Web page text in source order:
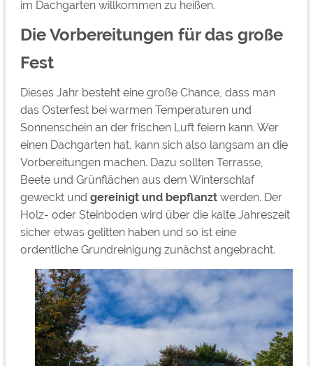
im Dachgarten willkommen zu heißen.
Die Vorbereitungen für das große
Fest
Dieses Jahr besteht eine große Chance, dass man
das Osterfest bei warmen Temperaturen und
Sonnenschein an der frischen Luft feiern kann. Wer
einen Dachgarten hat, kann sich also langsam an die
Vorbereitungen machen. Dazu sollten Terrasse,
Beete und Grünflächen aus dem Winterschlaf
geweckt und gereinigt und bepflanztwerden. Der
Holz- oder Steinboden wird über die kalte Jahreszeit
sicher etwas gelitten haben und so ist eine
ordentliche Grundreinigung zunächst angebracht.